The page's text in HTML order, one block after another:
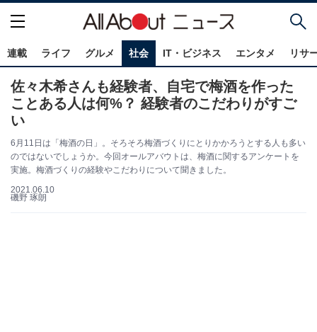
連載 ライフ グルメ 社会 IT・ビジネス エンタメ リサ
佐々木希さんも経験者、自宅で梅酒を作った
ことある人は何%？ 経験者のこだわりがすご
い
6月11日は「梅酒の日」。そろそろ梅酒づくりにとりかかろうとする人も多い
のではないでしょうか。今回オールアバウトは、梅酒に関するアンケートを
実施。梅酒づくりの経験やこだわりについて聞きました。
2021.06.10
磯野 琢朗